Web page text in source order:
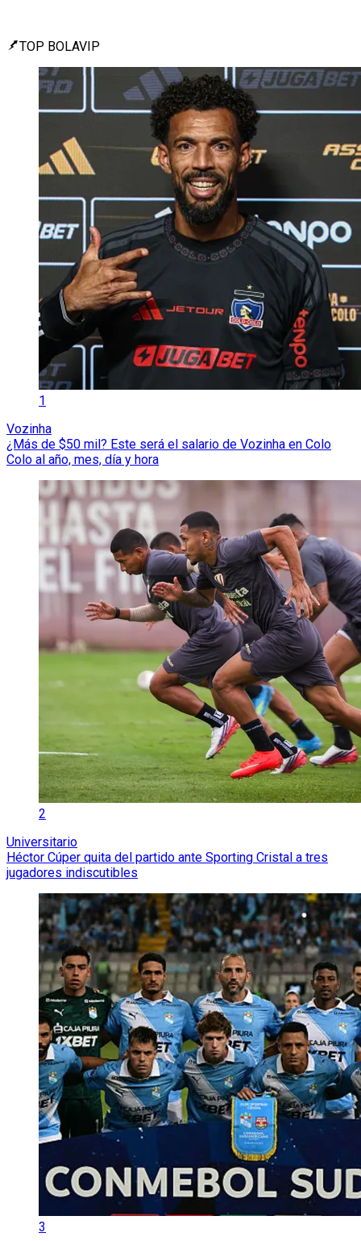
TOP BOLAVIP
1
Vozinha
¿Más de $50 mil? Este será el salario de Vozinha en Colo
Colo al año, mes, día y hora
2
Universitario
Héctor Cúper quita del partido ante Sporting Cristal a tres
jugadores indiscutibles
3